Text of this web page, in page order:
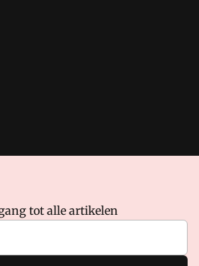
VMN media. Lees in
Op gebruik van deze site zijn de
toepassing:Algemene Voorwaarden
tot alle artikelen